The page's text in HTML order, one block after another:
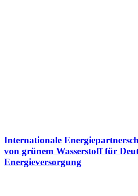
Internationale
von grünem Wasserstoff für
Energieversorgung